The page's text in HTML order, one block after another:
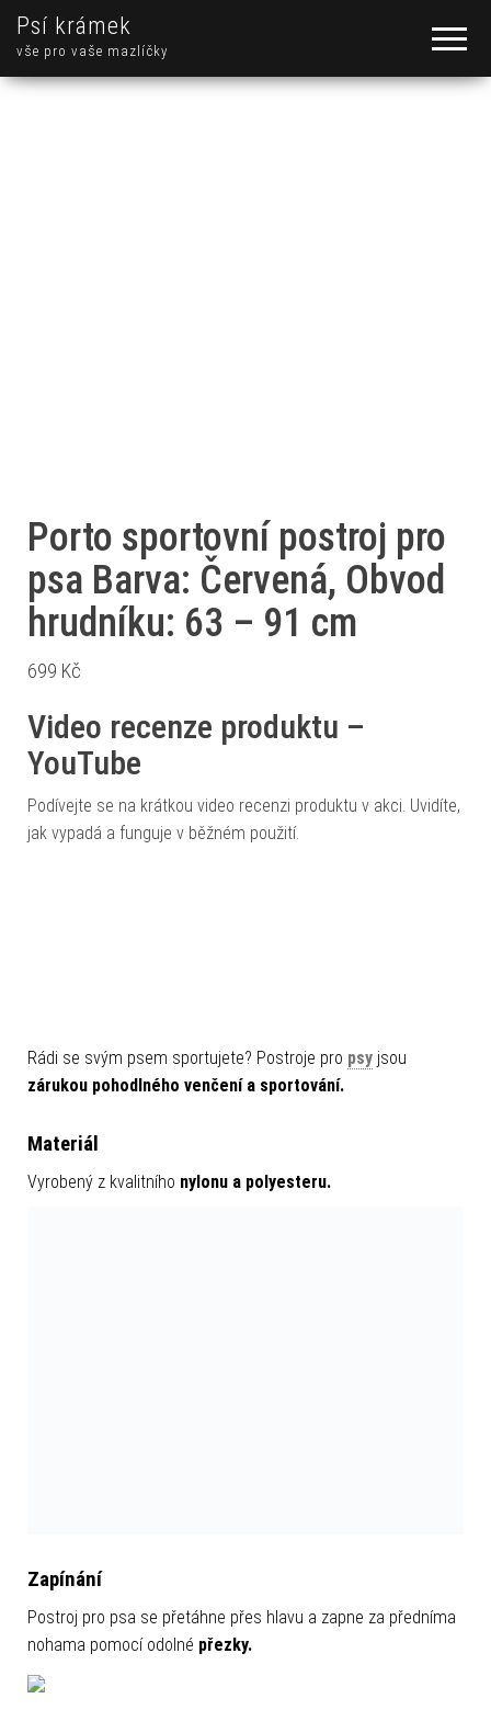
Psí krámek
vše pro vaše mazlíčky
Porto sportovní postroj pro
psa Barva: Červená, Obvod
hrudníku: 63 – 91 cm
699 Kč
Video recenze produktu –
YouTube
Podívejte se na krátkou video recenzi produktu v akci. Uvidíte,
jak vypadá a funguje v běžném použití.
Rádi se svým psem sportujete? Postroje pro psy jsou
zárukou pohodlného venčení a sportování.
Materiál
Vyrobený z kvalitního nylonu a polyesteru.
Zapínání
Postroj pro psa se přetáhne přes hlavu a zapne za předníma
nohama pomocí odolné přezky.